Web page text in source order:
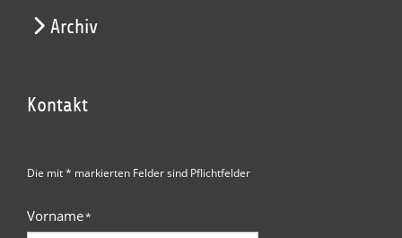
Archiv
Kontakt
Die mit * markierten Felder sind Pflichtfelder
Vorname*